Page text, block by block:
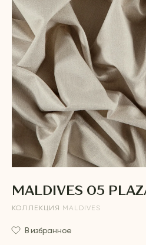
MALDIVES 05
КОЛЛЕКЦИЯ MALDIVES
В избранное